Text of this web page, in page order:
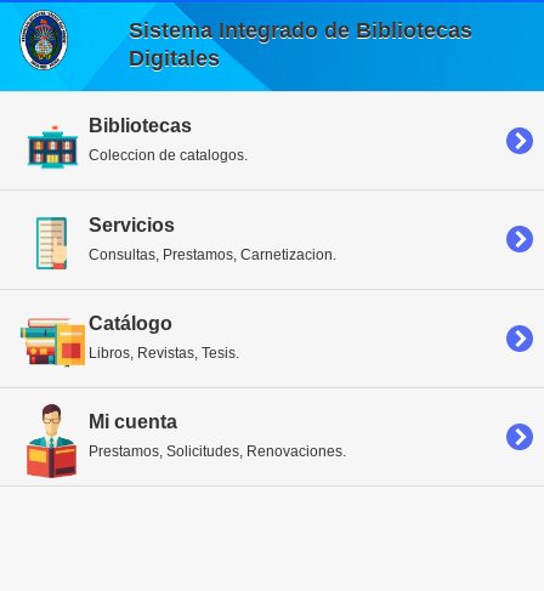
Sistema Integrado de Bibliotecas
Digitales
Bibliotecas
Coleccion de catalogos.
Servicios
Consultas, Prestamos, Carnetizacion.
Catálogo
Libros, Revistas, Tesis.
Mi cuenta
Prestamos, Solicitudes, Renovaciones.